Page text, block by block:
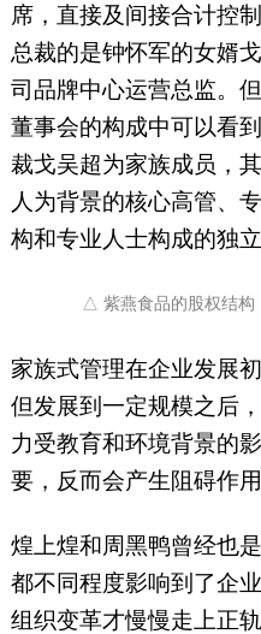
席，直接及间接合计控
总裁的是钟怀军的女婿
司品牌中心运营总监。
董事会的构成中可以看
裁戈吴超为家族成员，
人为背景的核心高管、
构和专业人士构成的独立
△ 紫燕食品的股权结构
家族式管理在企业发展
但发展到一定规模之后
力受教育和环境背景的
要，反而会产生阻碍作
煌上煌和周黑鸭曾经也
都不同程度影响到了企
组织变革才慢慢走上正